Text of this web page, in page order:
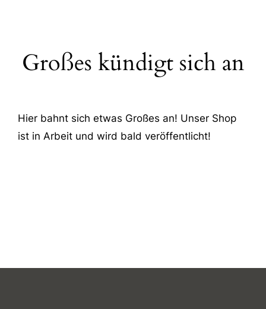
Großes kündigt sich an
Hier bahnt sich etwas Großes an! Unser Shop
ist in Arbeit und wird bald veröffentlicht!